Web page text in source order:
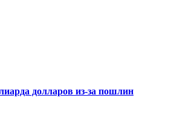
долларов из-за пошлин